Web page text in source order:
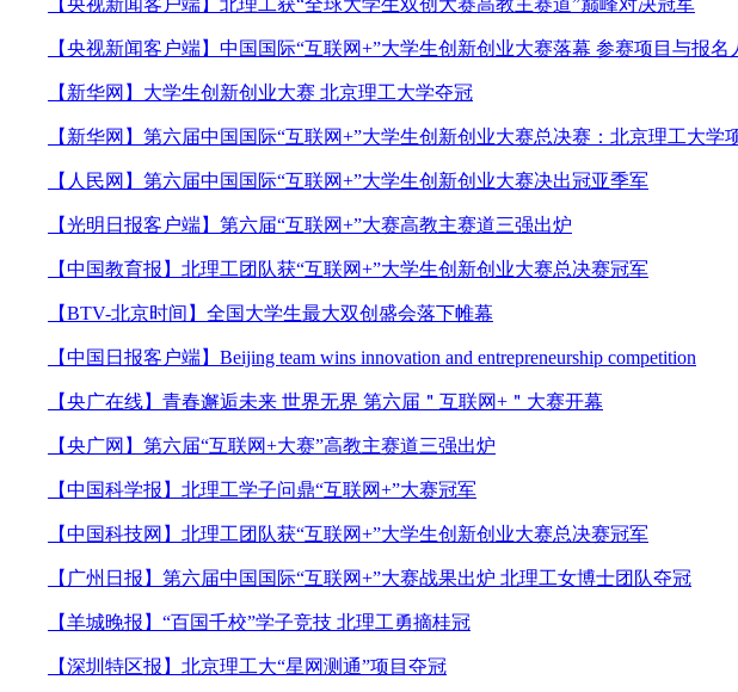
【央视新闻客户端】北理工获“全球大学生双创大赛高教主赛道”巅峰对决冠军
【央视新闻客户端】中国国际“互联网+”大学生创新创业大赛落幕 参赛项目与报
【新华网】大学生创新创业大赛 北京理工大学夺冠
【新华网】第六届中国国际“互联网+”大学生创新创业大赛总决赛：北京理工大学
【人民网】第六届中国国际“互联网+”大学生创新创业大赛决出冠亚季军
【光明日报客户端】第六届“互联网+”大赛高教主赛道三强出炉
【中国教育报】北理工团队获“互联网+”大学生创新创业大赛总决赛冠军
【BTV-北京时间】全国大学生最大双创盛会落下帷幕
【中国日报客户端】Beijing team wins innovation and entrepreneurship competition
【央广在线】青春邂逅未来 世界无界 第六届＂互联网+＂大赛开幕
【央广网】第六届“互联网+大赛”高教主赛道三强出炉
【中国科学报】北理工学子问鼎“互联网+”大赛冠军
【中国科技网】北理工团队获“互联网+”大学生创新创业大赛总决赛冠军
【广州日报】第六届中国国际“互联网+”大赛战果出炉 北理工女博士团队夺冠
【羊城晚报】“百国千校”学子竞技 北理工勇摘桂冠
【深圳特区报】北京理工大“星网测通”项目夺冠